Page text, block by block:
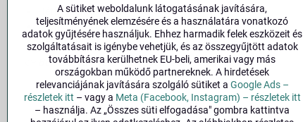
Hétfő–Péntek: 09:00–15:00
Szombat: 09:00–11:00
Vasárnap: Zárva
Bolt megtekintése a térképen(Google Maps link)
A sütiket weboldalunk látogatásának javítására,
teljesítményének elemzésére és a használatára vonatkozó
adatok gyűjtésére használjuk. Ehhez harmadik felek eszközeit és
szolgáltatásait is igénybe vehetjük, és az összegyűjtött adatok
továbbításra kerülhetnek EU-beli, amerikai vagy más
országokban működő partnereknek. A hirdetések
relevanciájának javítására szolgáló sütiket a Google Ads –
részletek itt – vagy a Meta (Facebook, Instagram) – részletek itt
– használja. Az „Összes süti elfogadása" gombra kattintva